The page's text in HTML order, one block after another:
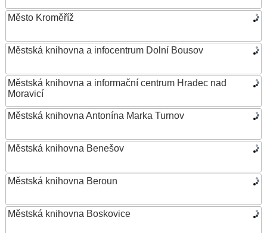
Město Kroměříž
Městská knihovna a infocentrum Dolní Bousov
Městská knihovna a informační centrum Hradec nad
Moravicí
Městská knihovna Antonína Marka Turnov
Městská knihovna Benešov
Městská knihovna Beroun
Městská knihovna Boskovice